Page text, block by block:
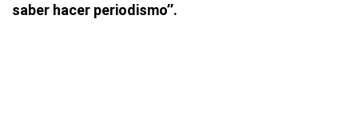
saber hacer periodismo’’.